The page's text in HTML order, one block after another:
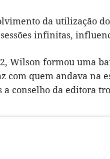
da utilização
infinitas,
Wilson formou uma
com quem andava na
a conselho da editora